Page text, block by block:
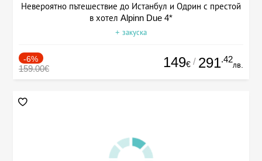
Невероятно пътешествие до Истанбул и Одрин с престой
в хотел Alpinn Due 4*
+ закуска
-6%
159.00€ 149€ / 291.42
лв.